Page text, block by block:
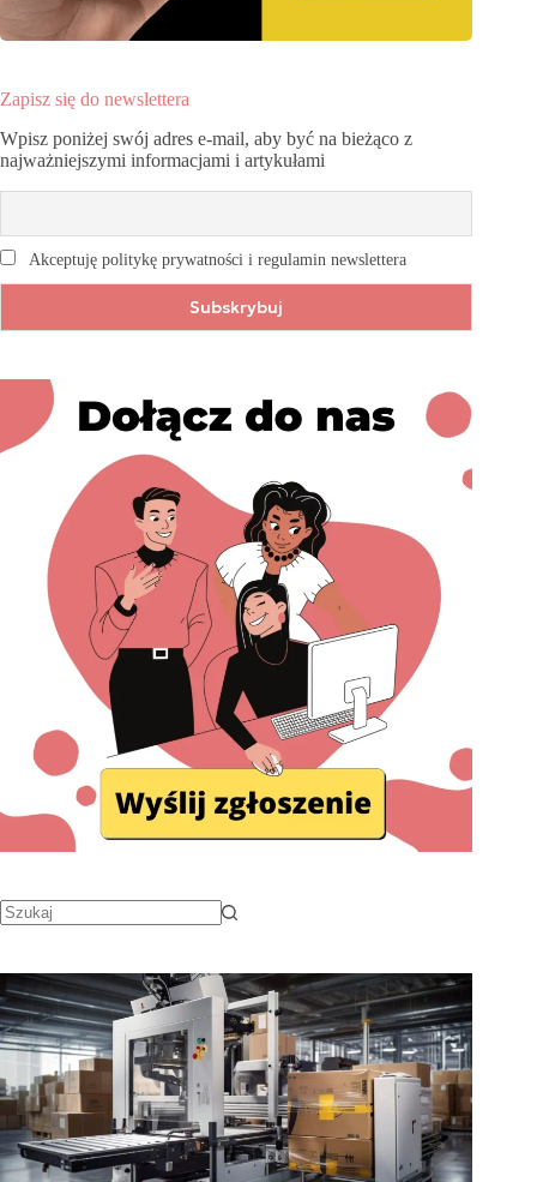
Zapisz się do newslettera
Wpisz poniżej swój adres e-mail, aby być na bieżąco z
najważniejszymi informacjami i artykułami
Akceptuję politykę prywatności i regulamin newslettera